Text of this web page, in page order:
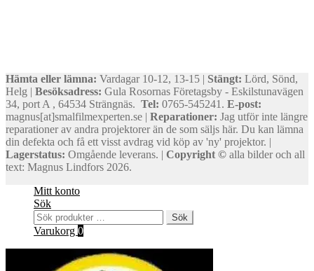
Hämta eller lämna: Vardagar 10-12, 13-15 | Stängt: Lörd, Sönd,
Helg | Besöksadress: Gula Rosornas Företagsby - Eskilstunavägen
34, port A , 64534 Strängnäs. Tel: 0765-545241. E-post:
magnus[at]smalfilmexperten.se | Reparationer: Jag utför inte längre
reparationer av andra projektorer än de som säljs här. Du kan lämna
din defekta och få ett visst avdrag vid köp av 'ny' projektor. |
Lagerstatus: Omgående leverans. | Copyright © alla bilder och all
text: Magnus Lindfors 2026.
Mitt konto
Sök
Sök
efter:
Sök
Varukorg 0